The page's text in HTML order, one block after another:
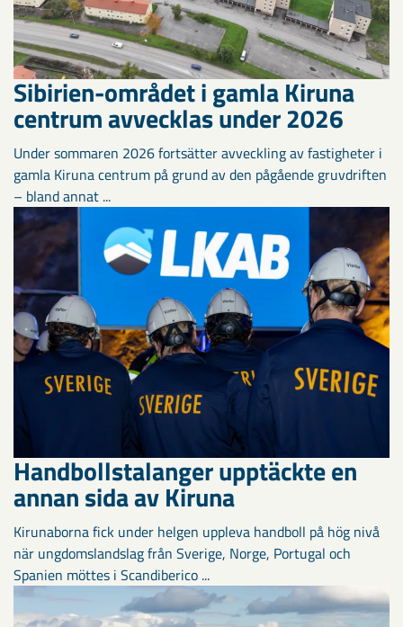
Sibirien-området i gamla Kiruna
centrum avvecklas under 2026
Under sommaren 2026 fortsätter avveckling av fastigheter i
gamla Kiruna centrum på grund av den pågående gruvdriften
– bland annat ...
Handbollstalanger upptäckte en
annan sida av Kiruna
Kirunaborna fick under helgen uppleva handboll på hög nivå
när ungdomslandslag från Sverige, Norge, Portugal och
Spanien möttes i Scandiberico ...